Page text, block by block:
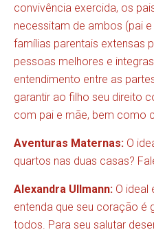
convivência exercida, os
necessitam de ambos (pai
famílias parentais extensas
pessoas melhores e
entendimento entre as
garantir ao filho seu direito
com pai e mãe, bem como
Aventuras Maternas: O
quartos nas duas casas?
Alexandra Ullmann: O ideal
entenda que seu coração é
todos. Para seu salutar